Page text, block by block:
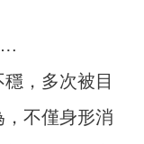
，多次被目
不僅身形消